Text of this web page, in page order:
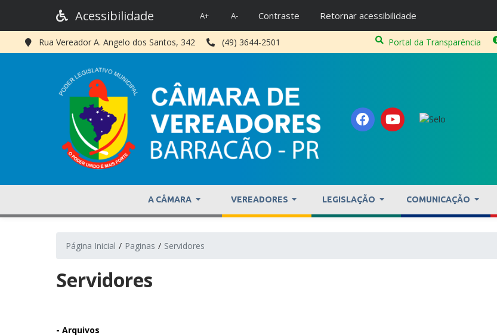
Acessibilidade A+ A- Contraste Retornar acessibilidade
Rua Vereador A. Angelo dos Santos, 342 (49) 3644-2501 Portal da Transparência
A CÂMARA VEREADORES LEGISLAÇÃO COMUNICAÇÃO
Página Inicial Paginas Servidores
Servidores
- Arquivos